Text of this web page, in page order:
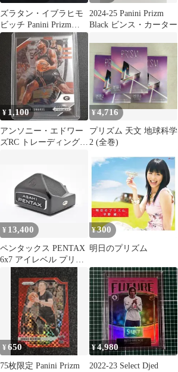
ズラタン・イブラヒモ
ビッチ Panini Prizm
FIFA 2025-26
2024-25 Panini Prizm
Black ビンス・カーター
¥ 1,100
アンソニー・エドワー
ズRC トレーディングカ
¥4,716
プリズム 天文 地球科学
2 (全巻)
¥ 13,400
ペンタックス PENTAX
6x7 アイレベル プリズ
ムファインダー
¥300
明日のプリズム
¥650
75枚限定 Panini Prizm
¥4,980
2022-23 Select Djed